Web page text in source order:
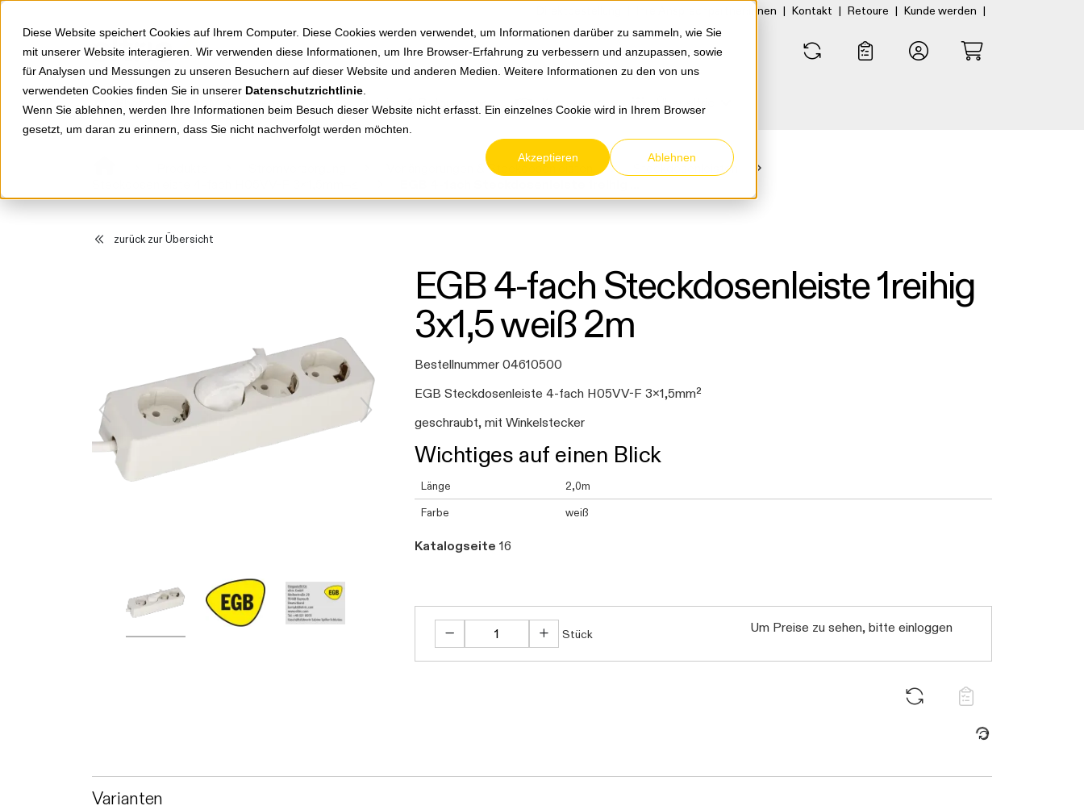
Diese Website speichert Cookies auf Ihrem Computer. Diese Cookies werden verwendet, um Informationen darüber zu sammeln, wie Sie
mit unserer Website interagieren. Wir verwenden diese Informationen, um Ihre Browser-Erfahrung zu verbessern und anzupassen, sowie
für Analysen und Messungen zu unseren Besuchern auf dieser Website und anderen Medien. Weitere Informationen zu den von uns
verwendeten Cookies finden Sie in unserer Datenschutzrichtlinie
Wenn Sie ablehnen, werden Ihre Informationen beim Besuch dieser Website nicht erfasst. Ein einzelnes Cookie wird in Ihrem Browser
gesetzt, um daran zu erinnern, dass Sie nicht nachverfolgt werden möchten.
Akzeptieren Ablehnen
Springe zu Hauptinhalt Ihre Ansprechpartner:innen | Kontakt | Retoure | Kunde werden |
Markenwelten Service & Retouren Karriere Über eltric
Verlängerungen & Steckdosenleisten
Steckdosenleisten
zurück zur Übersicht
EGB 4-fach Steckdosenleiste 1reihig
3x1,5 weiß 2m
Bestellnummer 04610500
EGB Steckdosenleiste 4-fach H05VV-F 3x1,5mm²
geschraubt, mit Winkelstecker
Wichtiges auf einen Blick
Länge 2,0m
Farbe weiß
Katalogseite 16
Stück Um Preise zu sehen, bitte einloggen
Daten werden
Varianten